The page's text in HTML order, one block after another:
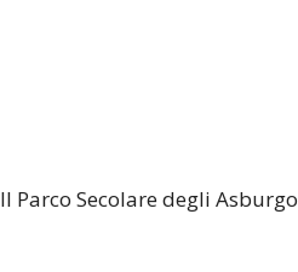
Il Parco Secolare degli Asburgo